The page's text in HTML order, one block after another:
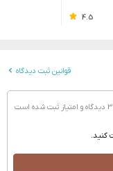
4.5
قوانین ثبت دیدگاه
3 دیدگاه و امتیاز ثبت شده است
کنید.